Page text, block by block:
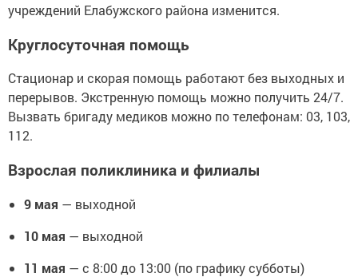
учреждений Елабужского района изменится.
Круглосуточная помощь
Стационар и скорая помощь работают без выходных и
перерывов. Экстренную помощь можно получить 24/7.
Вызвать бригаду медиков можно по телефонам: 03, 103,
112.
Взрослая поликлиника и филиалы
9 мая — выходной
10 мая — выходной
11 мая — с 8:00 до 13:00 (по графику субботы)